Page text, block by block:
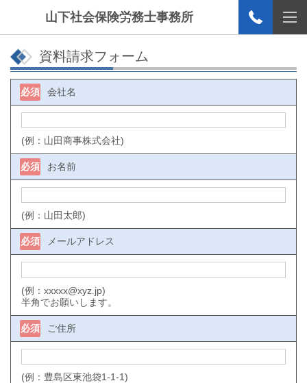
山下社会保険労務士事務所
資料請求フォーム
会社名
必須
(例：山田商事株式会社)
お名前
必須
(例：山田太郎)
メールアドレス
必須
(例：xxxxx@xyz.jp)
半角でお願いします。
ご住所
必須
(例：豊島区東池袋1-1-1)